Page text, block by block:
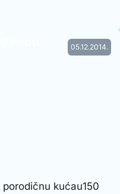
05.12.2014.
kućau150